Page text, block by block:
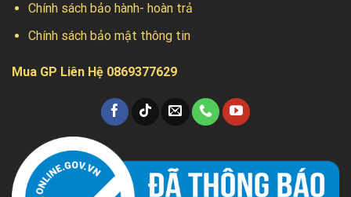
Chính sách bảo hành- hoàn trả
Chính sách bảo mật thông tin
Mua GP Liên Hệ 0869377629